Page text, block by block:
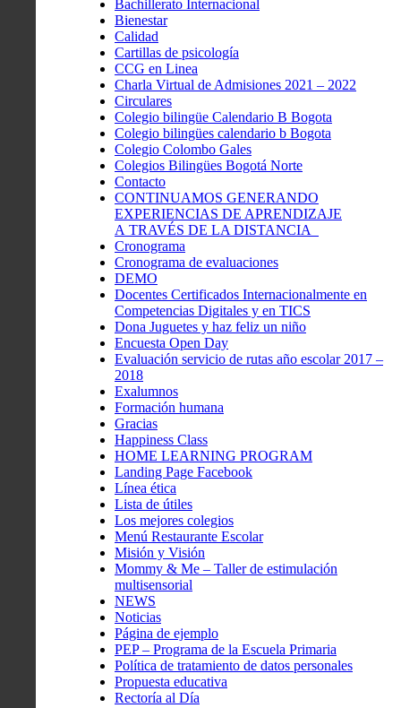
Bachillerato Internacional
Bienestar
Calidad
Cartillas de psicología
CCG en Linea
Charla Virtual de Admisiones 2021 – 2022
Circulares
Colegio bilingüe Calendario B Bogota
Colegio bilingües calendario b Bogota
Colegio Colombo Gales
Colegios Bilingües Bogotá Norte
Contacto
CONTINUAMOS GENERANDO
EXPERIENCIAS DE APRENDIZAJE
A TRAVÉS DE LA DISTANCIA
Cronograma
Cronograma de evaluaciones
DEMO
Docentes Certificados Internacionalmente en
Competencias Digitales y en TICS
Dona Juguetes y haz feliz un niño
Encuesta Open Day
Evaluación servicio de rutas año escolar 2017 –
2018
Exalumnos
Formación humana
Gracias
Happiness Class
HOME LEARNING PROGRAM
Landing Page Facebook
Línea ética
Lista de útiles
Los mejores colegios
Menú Restaurante Escolar
Misión y Visión
Mommy & Me – Taller de estimulación
multisensorial
NEWS
Noticias
Página de ejemplo
PEP – Programa de la Escuela Primaria
Política de tratamiento de datos personales
Propuesta educativa
Rectoría al Día